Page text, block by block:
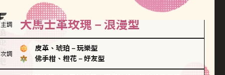
主調 大馬士革玫瑰－浪漫型
次調
皮革、琥珀 － 玩樂型
佛手柑、橙花 － 好友型